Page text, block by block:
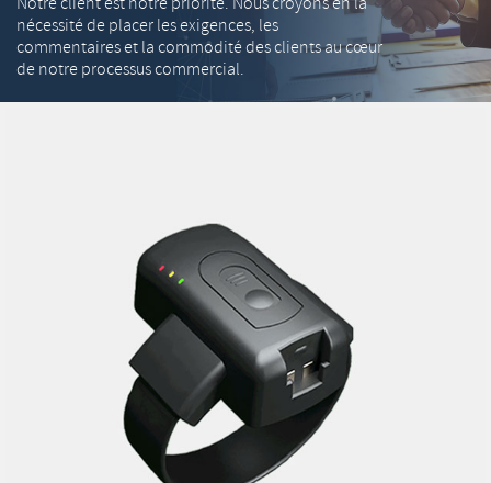
nécessité de placer les exigences, les
commentaires et la commodité des clients au cœur
de notre processus commercial.